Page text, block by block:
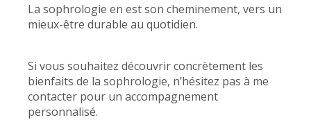
La sophrologie en est son cheminement, vers un
mieux-être durable au quotidien.
Si vous souhaitez découvrir concrètement les
bienfaits de la sophrologie, n’hésitez pas à me
contacter pour un accompagnement
personnalisé.